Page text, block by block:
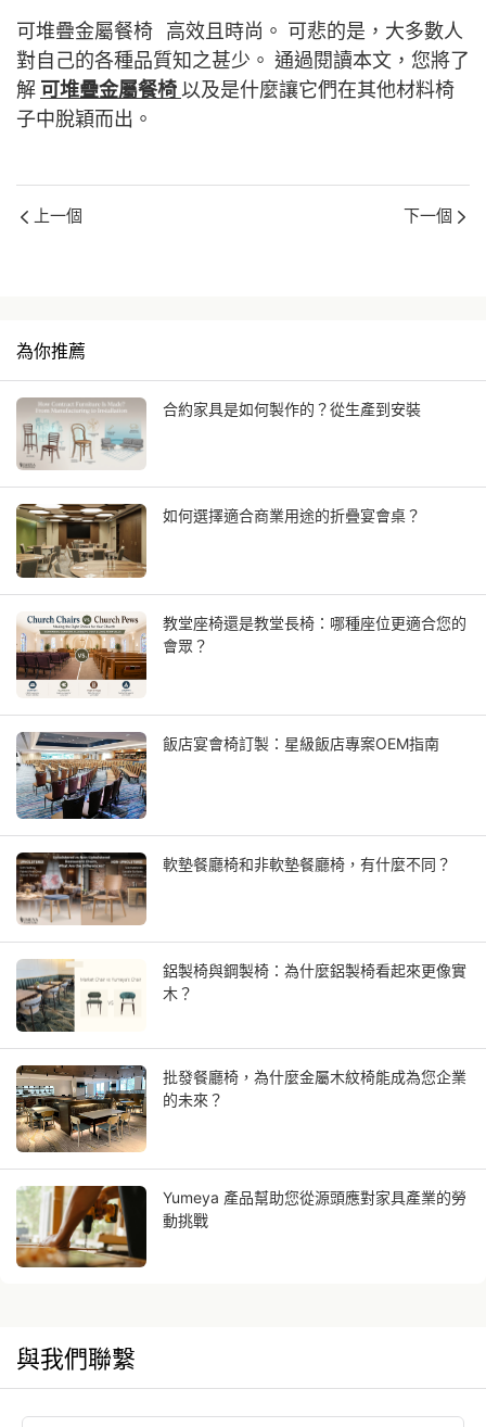
可堆疊金屬餐椅
高效且時尚。 可悲的是，大多數人
對自己的各種品質知之甚少。 通過閱讀本文，您將了
解 可堆疊金屬餐椅 以及是什麼讓它們在其他材料椅
子中脫穎而出。
上一個 下一個
為你推薦
合約家具是如何製作的？從生產到安裝
如何選擇適合商業用途的折疊宴會桌？
教堂座椅還是教堂長椅：哪種座位更適合您的
會眾？
飯店宴會椅訂製：星級飯店專案OEM指南
軟墊餐廳椅和非軟墊餐廳椅，有什麼不同？
鋁製椅與鋼製椅：為什麼鋁製椅看起來更像實
木？
批發餐廳椅，為什麼金屬木紋椅能成為您企業
的未來？
Yumeya 產品幫助您從源頭應對家具產業的勞
動挑戰
與我們聯繫